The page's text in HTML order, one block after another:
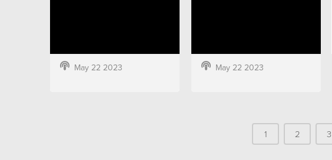
May 22 2023 May 22 2023
1 2 3